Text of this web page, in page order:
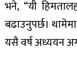
भने, “यी
बढाउनुपर्छ।
यसै वर्ष अध्ययन